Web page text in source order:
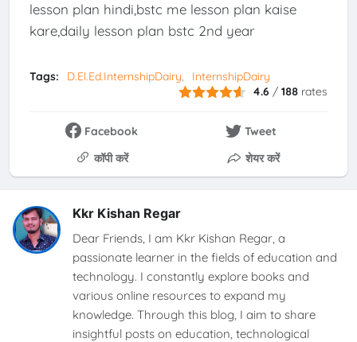
lesson plan hindi,bstc me lesson plan kaise
kare,daily lesson plan bstc 2nd year
Tags: D.El.Ed.InternshipDairy
InternshipDairy
4.6 /188 rates
Facebook
Tweet
कॉपी करें
शेयर करें
Kkr Kishan Regar
Dear Friends, I am Kkr Kishan Regar, a
passionate learner in the fields of education and
technology. I constantly explore books and
various online resources to expand my
knowledge. Through this blog, I aim to share
insightful posts on education, technological